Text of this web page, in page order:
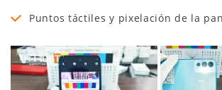
Puntos táctiles y pixelación de la